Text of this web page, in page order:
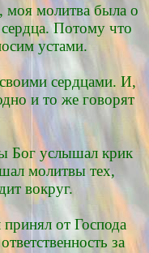
моя молитва была о
Потому что
устами.
сердцами. И,
и то же говорят
Бог услышал крик
молитвы тех,
вокруг.
от Господа
за